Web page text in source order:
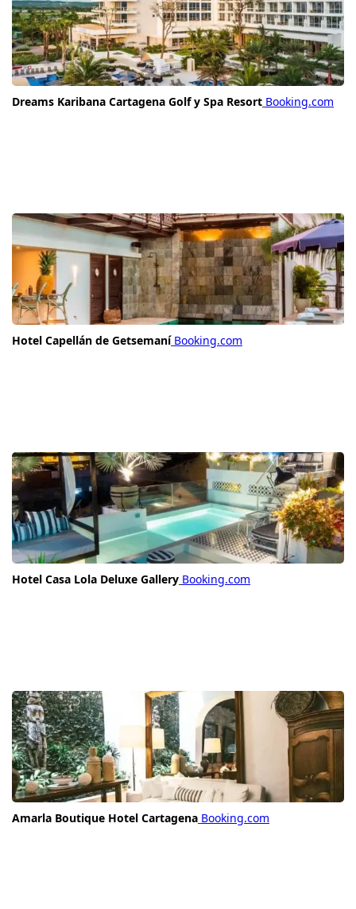
Dreams Karibana Cartagena Golf y Spa Resort Booking.com
Hotel Capellán de Getsemaní Booking.com
Hotel Casa Lola Deluxe Gallery Booking.com
Amarla Boutique Hotel Cartagena Booking.com